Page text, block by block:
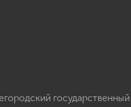
государственный